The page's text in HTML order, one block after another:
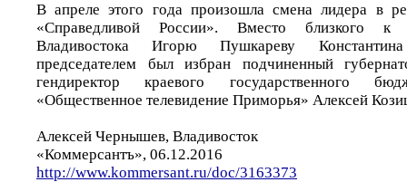
В апреле этого года произошла смена лидера в
«Справедливой России». Вместо близкого к
Владивостока Игорю Пушкареву
председателем был избран подчиненный
гендиректор краевого государственного
«Общественное телевидение Приморья» Алексей
Алексей Чернышев, Владивосток
«Коммерсантъ», 06.12.2016
http://www.kommersant.ru/doc/3163373